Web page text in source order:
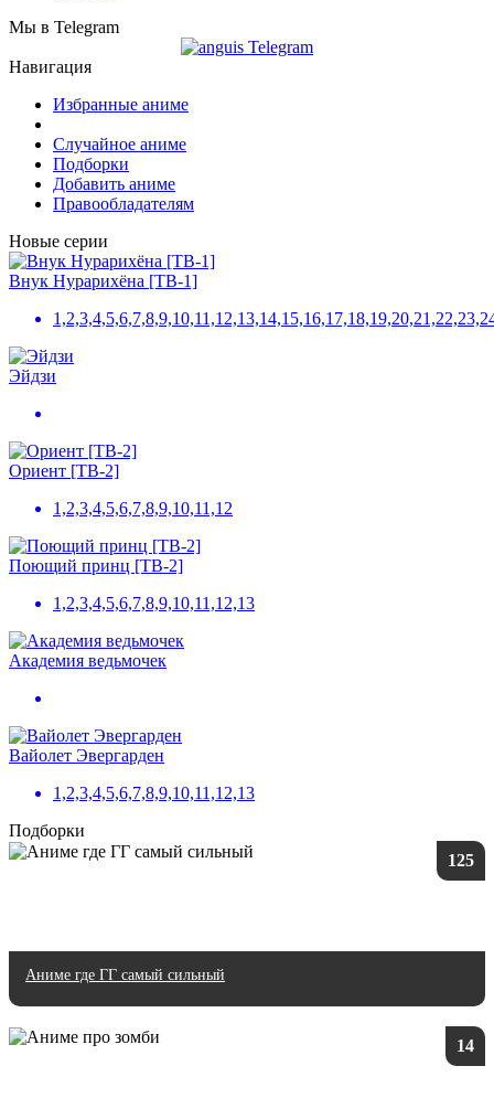
Мы в Telegram
Навигация
Избранные аниме
Случайное аниме
Подборки
Добавить аниме
Правообладателям
Новые серии
Внук Нурарихёна [ТВ-1]
Эйдзи
Ориент [ТВ-2]
1,2,3,4,5,6,7,8,9,10,11,12
Поющий принц [ТВ-2]
1,2,3,4,5,6,7,8,9,10,11,12,13
Академия ведьмочек
Вайолет Эвергарден
1,2,3,4,5,6,7,8,9,10,11,12,13
Подборки
125
Аниме где ГГ самый сильный
14